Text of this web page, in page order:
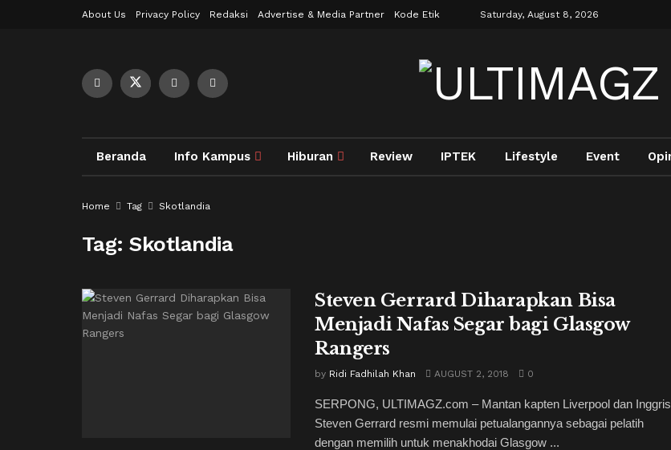
About Us Privacy Policy Redaksi Advertise & Media Partner Kode Etik Saturday, August 8, 2026
Beranda Info Kampus Hiburan Review IPTEK Lifestyle Event
Home Tag Skotlandia
Tag:Skotlandia
Steven Gerrard Diharapkan Bisa
Menjadi Nafas Segar bagi Glasgow
Rangers
by Ridi Fadhilah Khan AUGUST 2, 2018 0
SERPONG, ULTIMAGZ.com – Mantan kapten Liverpool dan
Steven Gerrard resmi memulai petualangannya sebagai pelatih
dengan memilih untuk menakhodai Glasgow ...